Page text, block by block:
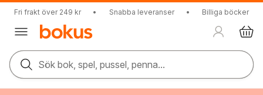
Fri frakt över 249 kr • Snabba leveranser • Billiga böcker
Sök bok, spel, pussel, penna...